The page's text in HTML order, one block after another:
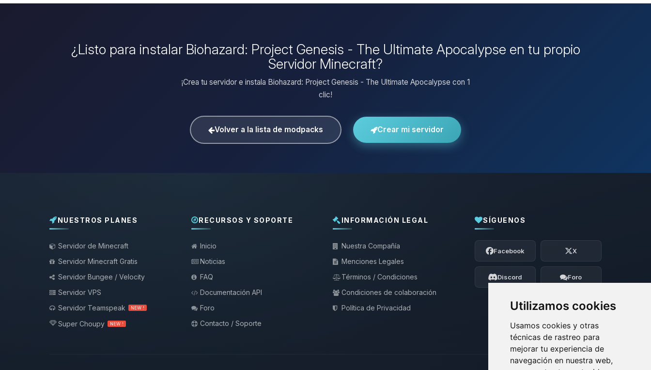
Utilizamos cookies
Usamos cookies y otras
técnicas de rastreo para
mejorar tu experiencia de
navegación en nuestra web,
¿Listo para instalar Biohazard: Project Genesis - The Ultimate Apocalypse en tu propio
Servidor Minecraft?
¡Crea tu servidor e instala Biohazard: Project Genesis - The Ultimate Apocalypse con 1
clic!
Volver a la lista de modpacks Crear mi servidor
NUESTROS PLANES
Servidor de Minecraft
Servidor Minecraft Gratis
Servidor Bungee / Velocity
Servidor VPS
Servidor Teamspeak
NEW !
Super Choupy NEW !
RECURSOS Y SOPORTE
Inicio
Noticias
FAQ
Documentación API
Foro
Contacto / Soporte
INFORMACIÓN LEGAL
Nuestra Compañía
Menciones Legales
Términos / Condiciones
Condiciones de colaboración
Política de Privacidad
SÍGUENOS
Facebook X
Discord Foro
Yupi, por fin alguien con quien hablar!
Soy Choupy, tu pequeno asistente de
BoxToPlay. Cuentame que necesitas y
moveré mis pequenos circuitos para
ayudarte.
07/08/2026 06:20